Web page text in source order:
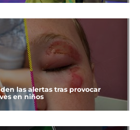
las alertas tras provocar
en niños